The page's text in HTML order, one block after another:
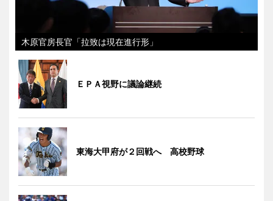
木原官房長官「拉致は現在進行形」
ＥＰＡ視野に議論継続
東海大甲府が２回戦へ 高校野球